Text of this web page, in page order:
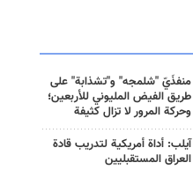
منفذَيّ "شلمجه" و"تشذابة" على
طريق الفيض المليوني للأربعين؛
وحركة المرور لا تزال كثيفة
آيلب: أداة أمريكية لتدريب قادة
العراق المستقبليين